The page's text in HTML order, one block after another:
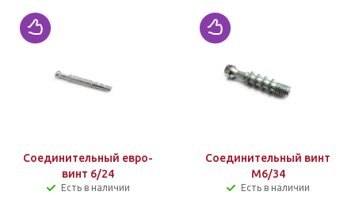
Соединительный евро-
винт 6/24
Есть в наличии
Соединительный винт
М6/34
Есть в наличии